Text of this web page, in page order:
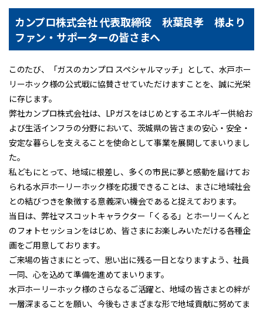
カンプロ株式会社 代表取締役 秋葉良孝 様より
ファン・サポーターの皆さまへ
このたび、「ガスのカンプロ スペシャルマッチ」として、水戸ホー
リーホック様の公式戦に協賛させていただけますことを、誠に光栄
に存じます。
弊社カンプロ株式会社は、LPガスをはじめとするエネルギー供給お
よび生活インフラの分野において、茨城県の皆さまの安心・安全・
安定な暮らしを支えることを使命として事業を展開してまいりまし
た。
私どもにとって、地域に根差し、多くの市民に夢と感動を届けてお
られる水戸ホーリーホック様を応援できることは、まさに地域社会
との結びつきを象徴する意義深い機会であると捉えております。
当日は、弊社マスコットキャラクター「くるる」とホーリーくんと
のフォトセッションをはじめ、皆さまにお楽しみいただける各種企
画をご用意しております。
ご来場の皆さまにとって、思い出に残る一日となりますよう、社員
一同、心を込めて準備を進めてまいります。
水戸ホーリーホック様のさらなるご活躍と、地域の皆さまとの絆が
一層深まることを願い、今後もさまざまな形で地域貢献に努めてま